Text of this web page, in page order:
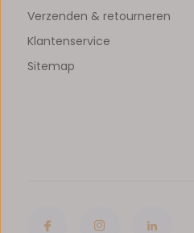
Verzenden & retourneren
Klantenservice
Sitemap